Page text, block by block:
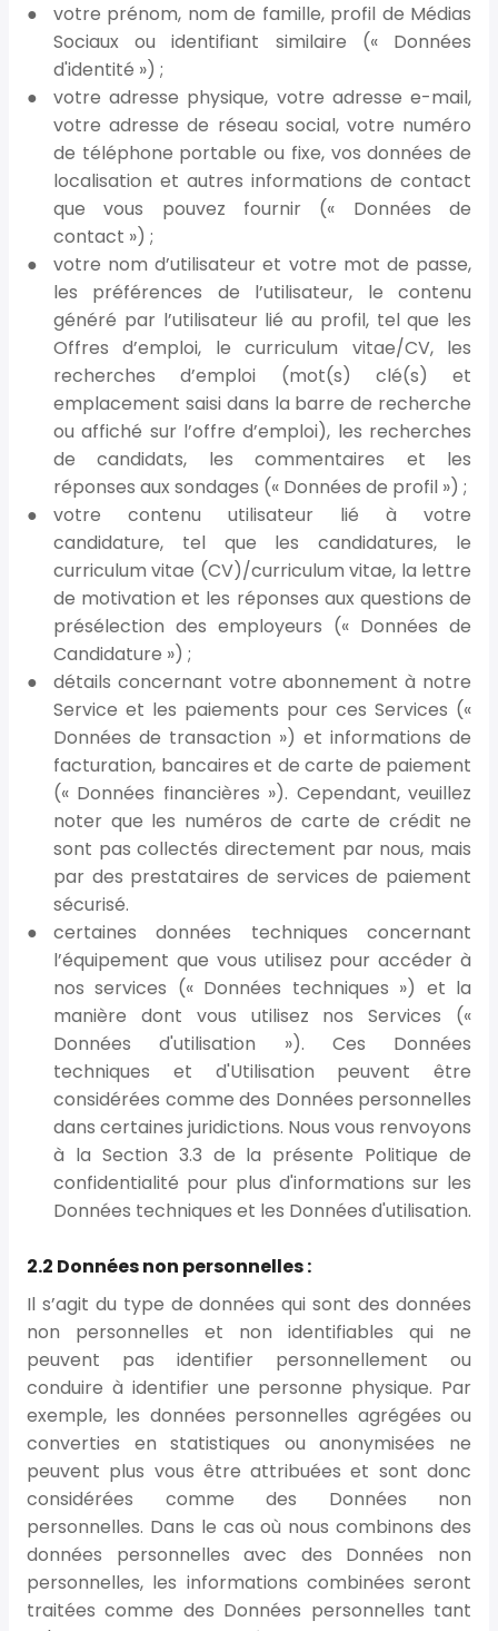
votre prénom, nom de famille, profil de Médias
Sociaux ou identifiant similaire (« Données
d'identité ») ;
votre adresse physique, votre adresse e-mail,
votre adresse de réseau social, votre numéro
de téléphone portable ou fixe, vos données de
localisation et autres informations de contact
que vous pouvez fournir (« Données de
contact ») ;
votre nom d’utilisateur et votre mot de passe,
les préférences de l’utilisateur, le contenu
généré par l’utilisateur lié au profil, tel que les
Offres d’emploi, le curriculum vitae/CV, les
recherches d’emploi (mot(s) clé(s) et
emplacement saisi dans la barre de recherche
ou affiché sur l’offre d’emploi), les recherches
de candidats, les commentaires et les
réponses aux sondages (« Données de profil ») ;
votre contenu utilisateur lié à votre
candidature, tel que les candidatures, le
curriculum vitae (CV)/curriculum vitae, la lettre
de motivation et les réponses aux questions de
présélection des employeurs (« Données de
Candidature ») ;
détails concernant votre abonnement à notre
Service et les paiements pour ces Services («
Données de transaction ») et informations de
facturation, bancaires et de carte de paiement
(« Données financières »). Cependant, veuillez
noter que les numéros de carte de crédit ne
sont pas collectés directement par nous, mais
par des prestataires de services de paiement
sécurisé.
certaines données techniques concernant
l’équipement que vous utilisez pour accéder à
nos services (« Données techniques ») et la
manière dont vous utilisez nos Services («
Données d'utilisation »). Ces Données
techniques et d'Utilisation peuvent être
considérées comme des Données personnelles
dans certaines juridictions. Nous vous renvoyons
à la Section 3.3 de la présente Politique de
confidentialité pour plus d'informations sur les
Données techniques et les Données d'utilisation.
2.2 Données non personnelles :
Il s’agit du type de données qui sont des données
non personnelles et non identifiables qui ne
peuvent pas identifier personnellement ou
conduire à identifier une personne physique. Par
exemple, les données personnelles agrégées ou
converties en statistiques ou anonymisées ne
peuvent plus vous être attribuées et sont donc
considérées comme des Données non
personnelles. Dans le cas où nous combinons des
données personnelles avec des Données non
personnelles, les informations combinées seront
traitées comme des Données personnelles tant